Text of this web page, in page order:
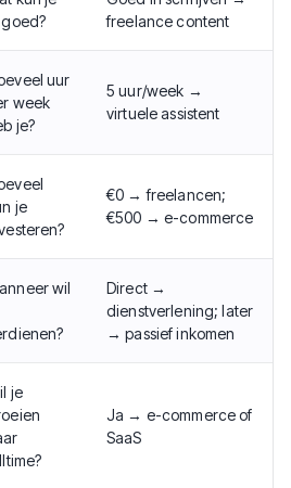
freelance content
uur
week
je?
5 uur/week →
virtuele assistent
je
€0 → freelancen;
€500 → e-commerce
wil
Direct →
dienstverlening; later
→ passief inkomen
je
Ja → e-commerce of
SaaS